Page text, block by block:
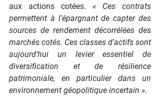
aux actions cotées. « Ces contrats
permettent à l'épargnant de capter des
sources de rendement décorrélées des
marchés cotés. Ces classes d'actifs sont
aujourd'hui un levier essentiel de
diversification et de résilience
patrimoniale, en particulier dans un
environnement géopolitique incertain ».